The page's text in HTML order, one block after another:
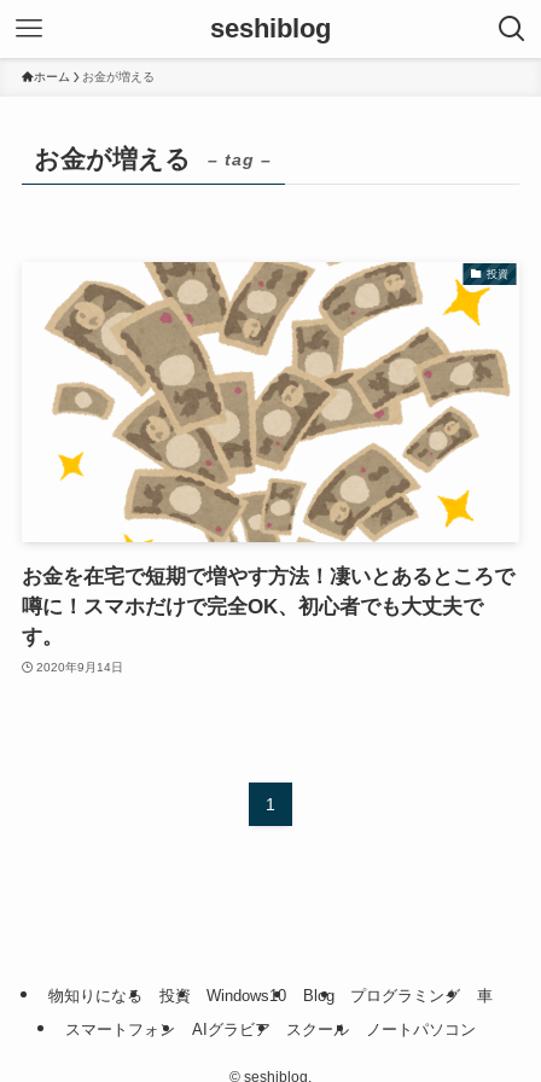
seshiblog
ホーム お金が増える
お金が増える – tag –
投資
お金を在宅で短期で増やす方法！凄いとあるところで
噂に！スマホだけで完全OK、初心者でも大丈夫で
す。
2020年9月14日
1
物知りになる 投資 Windows10 Blog プログラミング
車
スマートフォン
AIグラビア スクール ノートパソコン
© seshiblog.